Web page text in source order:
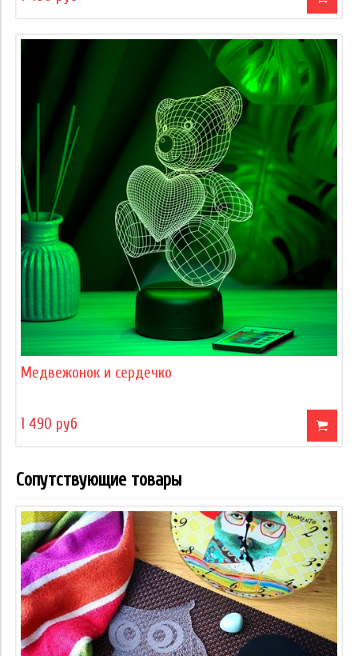
Медвежонок и сердечко
1 490 руб
Сопутствующие товары